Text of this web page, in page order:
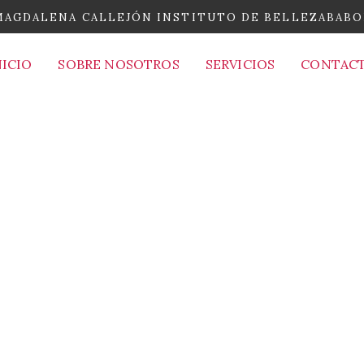
CALLEJÓN INSTITUTO DE BELLEZA
SOBRE NOSOTROS SERVICIOS